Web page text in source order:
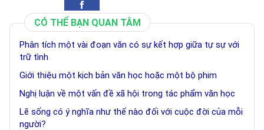
CÓ THỂ BẠN QUAN TÂM
Phân tích một vài đoạn văn có sự kết hợp giữa tự sự với
trữ tình
Giới thiệu một kịch bản văn học hoặc một bộ phim
Nghị luận về một vấn đề xã hội trong tác phẩm văn học
Lẽ sống có ý nghĩa như thế nào đối với cuộc đời của mỗi
người?